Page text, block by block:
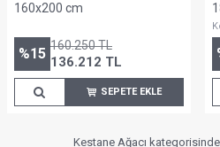
160x200 cm
%15 160.250TL
136.212 TL
SEPETE EKLE
Kestane Ağacı kategorisinde